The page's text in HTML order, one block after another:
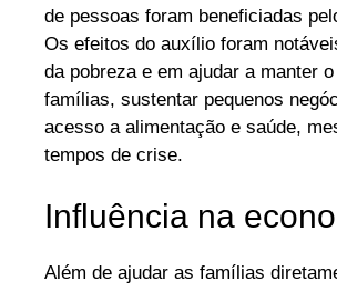
de pessoas foram beneficiadas
Os efeitos do auxílio foram
da pobreza e em ajudar a manter
famílias, sustentar pequenos
acesso a alimentação e saúde,
tempos de crise.
Influência na
Além de ajudar as famílias